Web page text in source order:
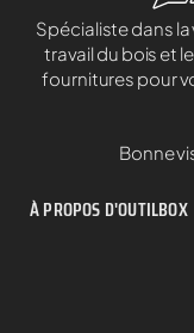
Spécialiste dans
travail du bois et
fournitures pour
Bonne
À PROPOS D'OUTILBOX